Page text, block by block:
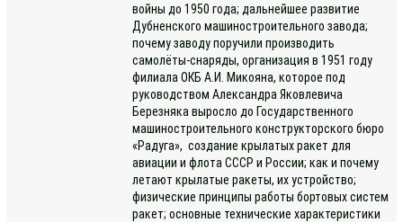
войны до 1950 года; дальнейшее развитие
Дубненского машиностроительного завода;
почему заводу поручили производить
самолёты-снаряды, организация в 1951 году
филиала ОКБ А.И. Микояна, которое под
руководством Александра Яковлевича
Березняка выросло до Государственного
машиностроительного конструкторского бюро
«Радуга», создание крылатых ракет для
авиации и флота СССР и России; как и почему
летают крылатые ракеты, их устройство;
физические принципы работы бортовых систем
ракет; основные технические характеристики